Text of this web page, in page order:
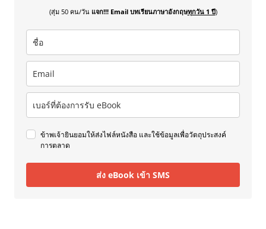
(สุ่ม 50 คน/วัน แจก!!! Email บทเรียนภาษาอังกฤษทุกวัน 1 ปี)
ข้าพเจ้ายินยอมให้ส่งไฟล์หนังสือ และใช้ข้อมูลเพื่อวัตถุประสงค์
การตลาด
ส่ง eBook เข้า SMS